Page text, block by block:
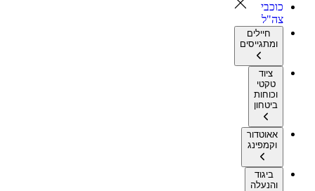
כוכבי
צה"ל
חיילים
ומתגייסים
ציוד
טקטי
וכוחות
ביטחון
אאוטדור
וקמפינג
ביגוד
והנעלה